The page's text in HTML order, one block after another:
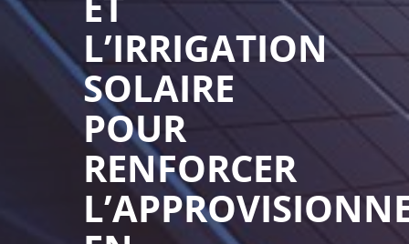
L’IRRIGATION
SOLAIRE
POUR
RENFORCER